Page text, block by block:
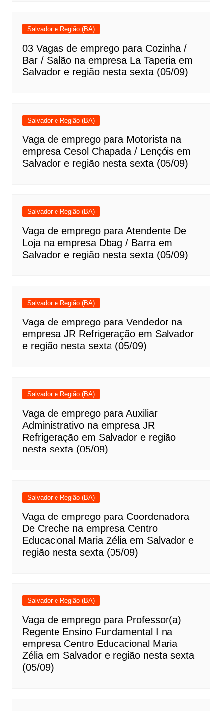
Salvador e Região (BA)
03 Vagas de emprego para Cozinha /
Bar / Salão na empresa La Taperia em
Salvador e região nesta sexta (05/09)
Salvador e Região (BA)
Vaga de emprego para Motorista na
empresa Cesol Chapada / Lençóis em
Salvador e região nesta sexta (05/09)
Salvador e Região (BA)
Vaga de emprego para Atendente De
Loja na empresa Dbag / Barra em
Salvador e região nesta sexta (05/09)
Salvador e Região (BA)
Vaga de emprego para Vendedor na
empresa JR Refrigeração em Salvador
e região nesta sexta (05/09)
Salvador e Região (BA)
Vaga de emprego para Auxiliar
Administrativo na empresa JR
Refrigeração em Salvador e região
nesta sexta (05/09)
Salvador e Região (BA)
Vaga de emprego para Coordenadora
De Creche na empresa Centro
Educacional Maria Zélia em Salvador e
região nesta sexta (05/09)
Salvador e Região (BA)
Vaga de emprego para Professor(a)
Regente Ensino Fundamental I na
empresa Centro Educacional Maria
Zélia em Salvador e região nesta sexta
(05/09)